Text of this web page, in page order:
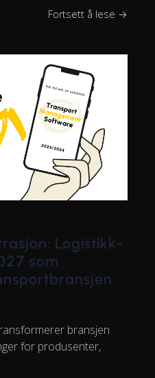
Fortsett å lese →
Logistikk-
som
bransjen
for produsenter,